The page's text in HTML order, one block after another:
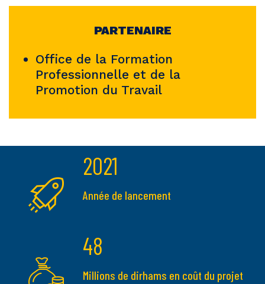
PARTENAIRE
Office de la Formation
Professionnelle et de la
Promotion du Travail
2021
Année de lancement
48
Millions de dirhams en coût du projet